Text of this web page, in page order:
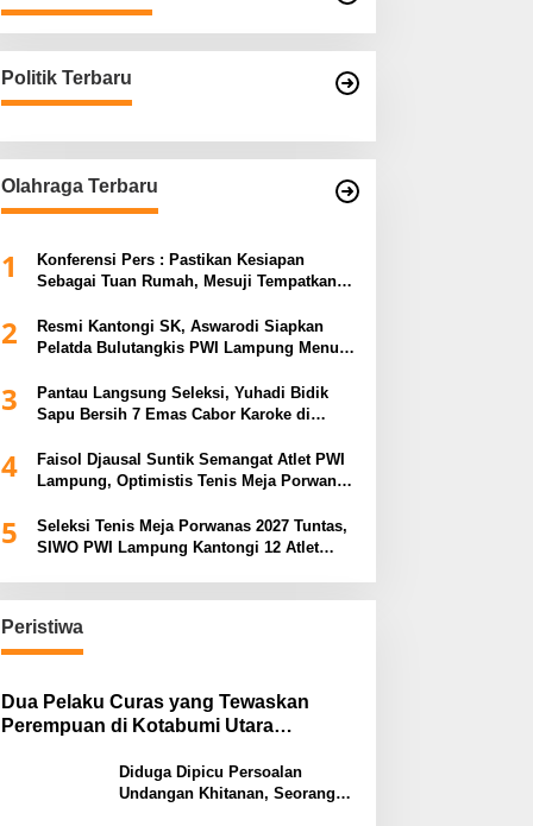
Politik Terbaru
Olahraga Terbaru
1
Konferensi Pers : Pastikan Kesiapan
Sebagai Tuan Rumah, Mesuji Tempatkan
Piala Gubernur Lampung
2
Resmi Kantongi SK, Aswarodi Siapkan
Pelatda Bulutangkis PWI Lampung Menuju
3
Pantau Langsung Seleksi, Yuhadi Bidik
Sapu Bersih 7 Emas Cabor Karoke di
4
Faisol Djausal Suntik Semangat Atlet PWI
Lampung, Optimistis Tenis Meja Porwanas
5
Seleksi Tenis Meja Porwanas 2027 Tuntas,
SIWO PWI Lampung Kantongi 12 Atlet
Peristiwa
Dua Pelaku Curas yang Tewaskan
Perempuan di Kotabumi Utara
Diduga Dipicu Persoalan
Undangan Khitanan, Seorang